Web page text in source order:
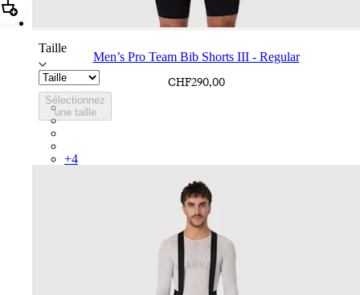
Ajouter Men’s Pro Team Bib Shorts III - Regular
Taille
Sélectionnez
une taille
Men’s Pro Team Bib Shorts III - Regular
CHF290,00
BEP02XXBBK
BEP02XXBLW
+4